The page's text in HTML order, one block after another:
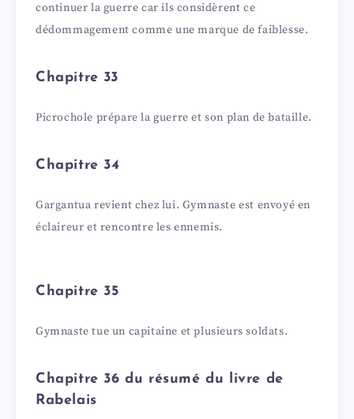
continuer la guerre car ils considèrent ce
dédommagement comme une marque de faiblesse.
Chapitre 33
Picrochole prépare la guerre et son plan de bataille.
Chapitre 34
Gargantua revient chez lui. Gymnaste est envoyé en
éclaireur et rencontre les ennemis.
Chapitre 35
Gymnaste tue un capitaine et plusieurs soldats.
Chapitre 36 du résumé du livre de
Rabelais